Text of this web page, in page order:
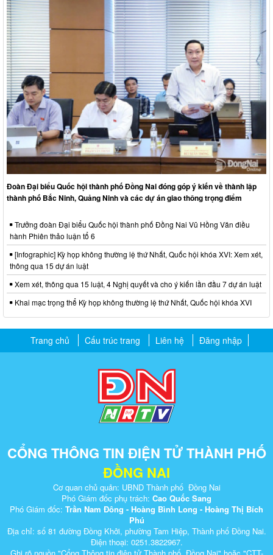
Đoàn Đại biểu Quốc hội thành phố Đồng Nai đóng góp ý kiến về thành lập
thành phố Bắc Ninh, Quảng Ninh và các dự án giao thông trọng điểm
Trưởng đoàn Đại biểu Quốc hội thành phố Đồng Nai Vũ Hồng Văn điều
hành Phiên thảo luận tổ 6
[Infographic] Kỳ họp không thường lệ thứ Nhất, Quốc hội khóa XVI: Xem xét,
thông qua 15 dự án luật
Xem xét, thông qua 15 luật, 4 Nghị quyết và cho ý kiến lần đầu 7 dự án luật
Khai mạc trọng thể Kỳ họp không thường lệ thứ Nhất, Quốc hội khóa XVI
Trang chủ Cấu trúc trang Liên hệ Đăng nhập
CỔNG THÔNG TIN ĐIỆN TỬ THÀNH PHỐ
ĐỒNG NAI
Cơ quan chủ quản: UBND Thành phố Đồng Nai
Phó Giám đốc phụ trách: Cao Quốc Sang
Phó Giám đốc: Trần Nam Đông - Hoàng Bình Long - Hoàng Thị Bích
Phú
Địa chỉ: số 81 đường Đồng Khởi, phường Tam Hiệp, Thành phố Đồng Nai.
Điện thoại: 0251.3822967.
Ghi rõ nguồn "Cổng Thông tin điện tử Thành phố Đồng Nai" hoặc "CTT-